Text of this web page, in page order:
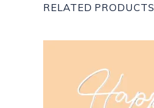
RELATED PRODUCTS